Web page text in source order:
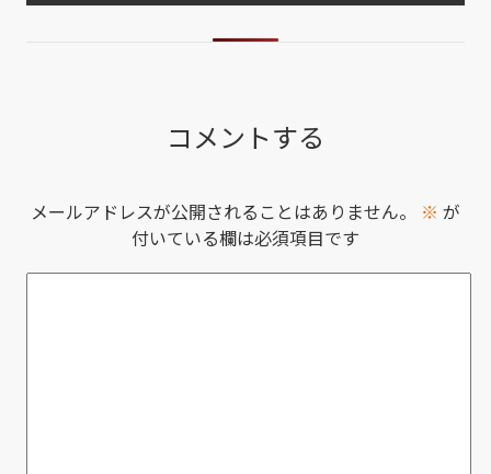
コメントする
メールアドレスが公開されることはありません。 ※ が
付いている欄は必須項目です